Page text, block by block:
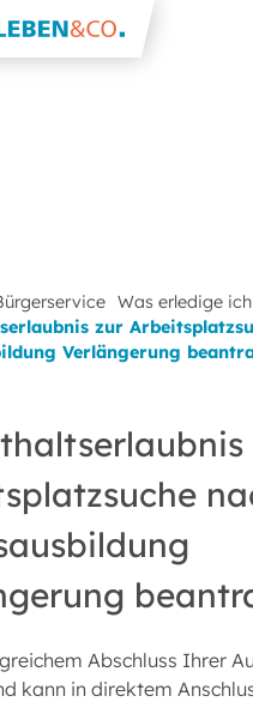
Was erledige
zur
Verlängerung
Abschluss Ihrer
kann in direktem